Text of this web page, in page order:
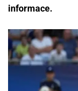
informace.